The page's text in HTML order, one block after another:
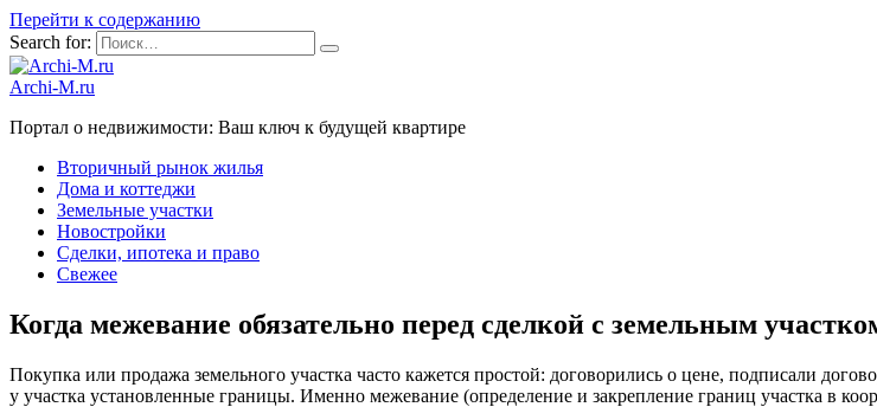
Перейти к содержанию
Search for:
Archi-M.ru
Портал о недвижимости: Ваш ключ к будущей квартире
Вторичный рынок жилья
Дома и коттеджи
Земельные участки
Новостройки
Сделки, ипотека и право
Свежее
Когда межевание обязательно перед сделкой с земельным
Покупка или продажа земельного участка часто кажется простой: договорились о цене, подписали
у участка установленные границы. Именно межевание (определение и закрепление границ участка в